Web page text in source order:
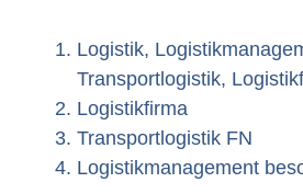
Logistik,
Transportlogistik,
Logistikfirma
Transportlogistik FN
Logistikmanagement